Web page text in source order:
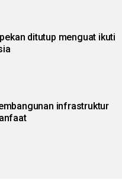
ditutup menguat ikuti
infrastruktur